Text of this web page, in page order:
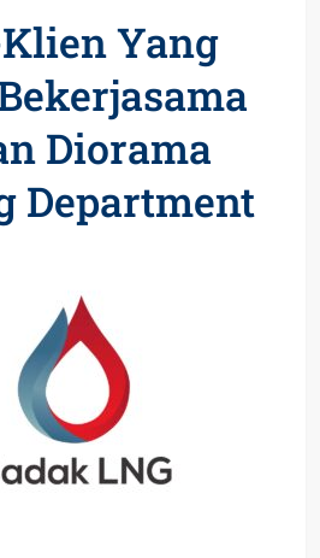
Yang
Diorama
Department